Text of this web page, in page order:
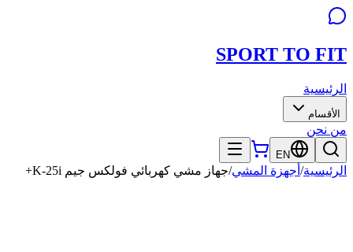
SPORT TO FIT
الرئيسية
الأقسام
من نحن
EN
الرئيسية/ أجهزة المشي/جهاز مشي كهربائي فولكس جيم K-25i+